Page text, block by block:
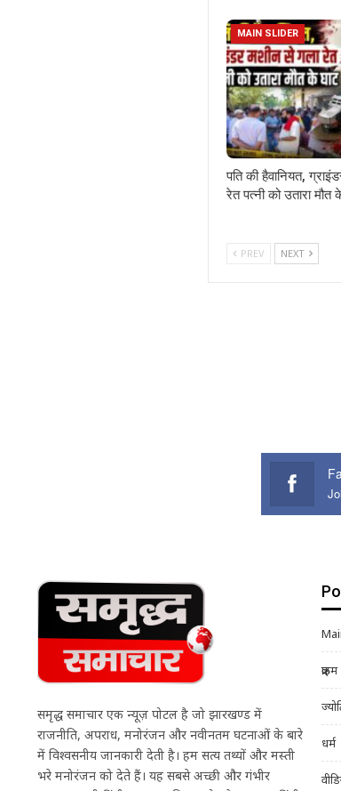
MAIN SLIDER
पति की हैवानियत,
रेत पत्नी को उतारा मौत
PREV NEXT
समृद्ध समाचार एक न्यूज़ पोर्टल है जो झारखण्ड में
राजनीति, अपराध, मनोरंजन और नवीनतम घटनाओं के बारे
में विश्वसनीय जानकारी देती है। हम सत्य तथ्यों और मस्ती
भरे मनोरंजन को देते हैं। यह सबसे अच्छी और गंभीर
क्राइम
धर्म